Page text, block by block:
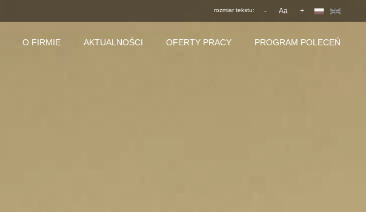
rozmiar tekstu: - Aa +
O FIRMIE AKTUALNOŚCI OFERTY PRACY PROGRAM POLECEŃ